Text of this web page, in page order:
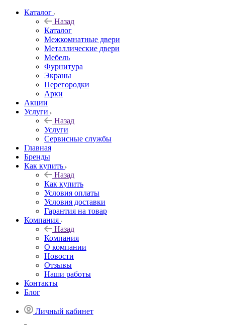
Каталог
Назад
Каталог
Межкомнатные двери
Металлические двери
Мебель
Фурнитура
Экраны
Перегородки
Арки
Акции
Услуги
Назад
Услуги
Сервисные службы
Главная
Бренды
Как купить
Назад
Как купить
Условия оплаты
Условия доставки
Гарантия на товар
Компания
Назад
Компания
О компании
Новости
Отзывы
Наши работы
Контакты
Блог
Личный кабинет